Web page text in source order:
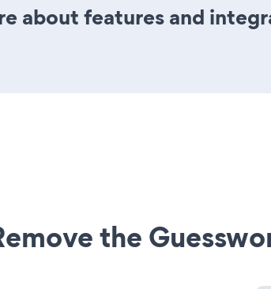
about features and
the